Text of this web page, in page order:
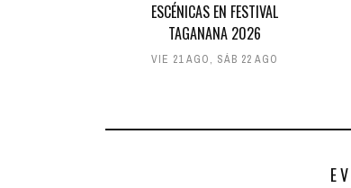
ESCÉNICAS EN FESTIVAL
TAGANANA 2026
VIE 21 AGO, SÁB 22 AGO